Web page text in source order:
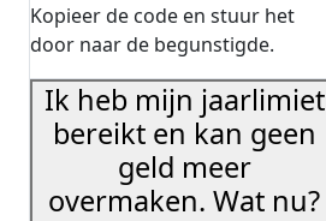
Kopieer de code en stuur het
door naar de begunstigde.
Ik heb mijn jaarlimiet
bereikt en kan geen
geld meer
overmaken. Wat nu?